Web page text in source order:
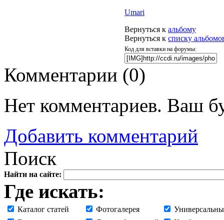
Umari
Вернуться к альбому
Вернуться к списку
Код для вставки на форумы:
Комментарии (0)
Нет комментариев. Ваш
Добавить комментарий
Поиск
Найти на сайте:
Где искать:
Каталог статей Фотогалерея